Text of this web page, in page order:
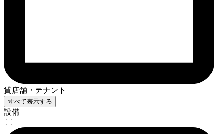
貸店舗・テナント
すべて表示する
設備